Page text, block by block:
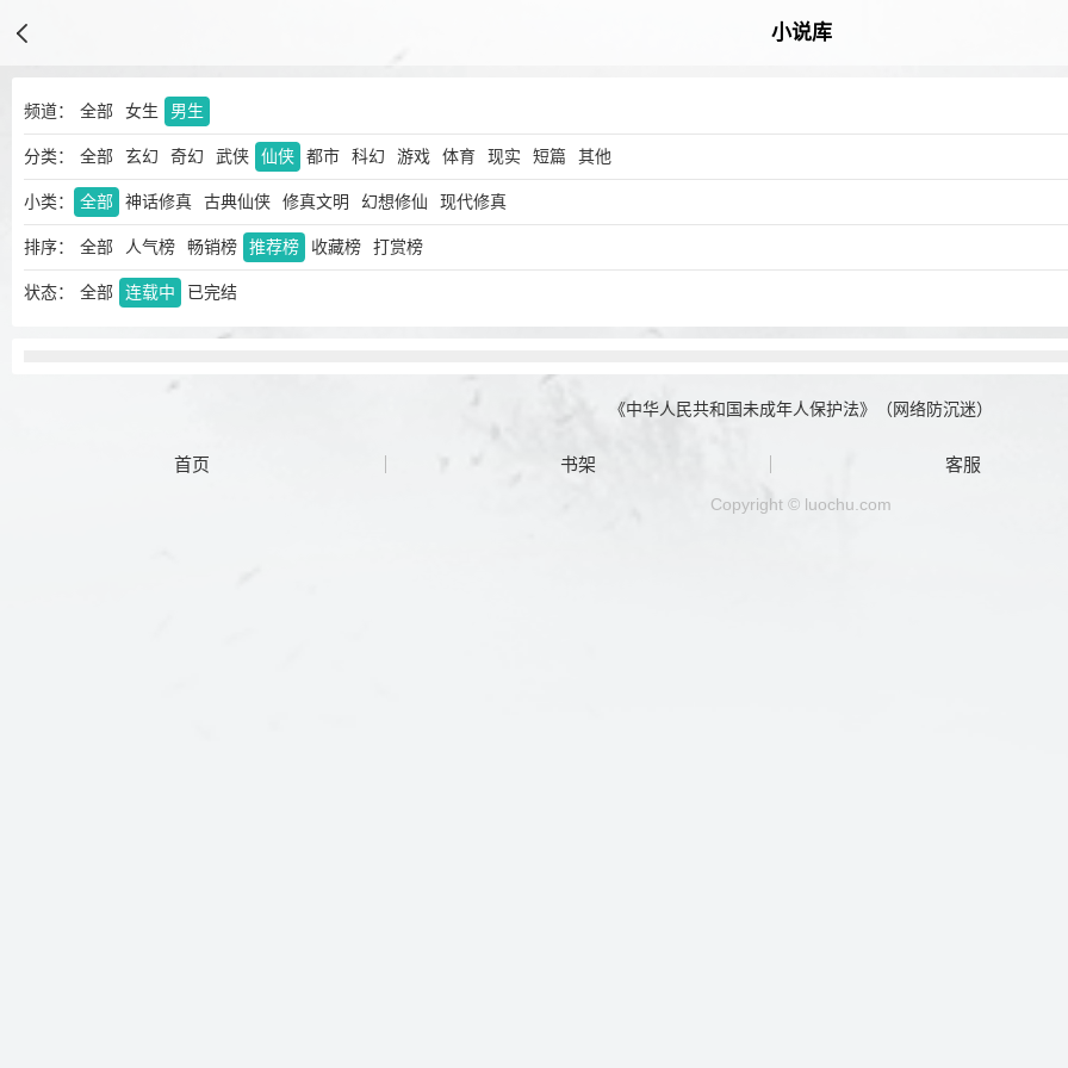
小说库
频道： 全部 女生 男生
分类： 全部 玄幻 奇幻 武侠 仙侠 都市 科幻 游戏 体育 现实 短篇 其他
小类： 全部 神话修真 古典仙侠 修真文明 幻想修仙 现代修真
排序： 全部 人气榜 畅销榜 推荐榜 收藏榜 打赏榜
状态： 全部 连载中 已完结
《中华人民共和国未成年人保护法》（网络防沉迷）
首页 书架 客服
Copyright © luochu.com